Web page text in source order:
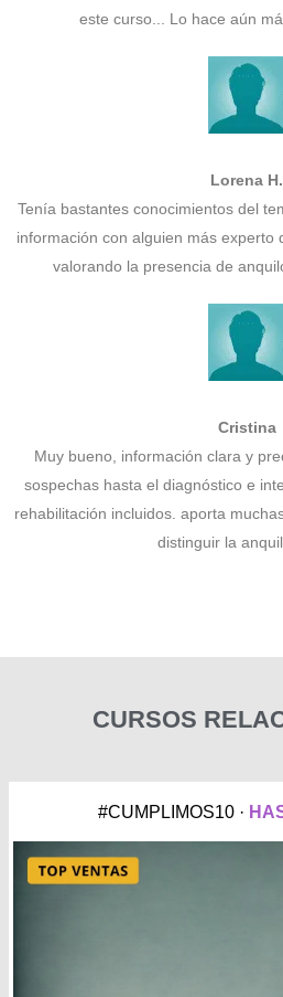
este curso... Lo hace aún
Lorena H.
Tenía bastantes conocimientos del
información con alguien más experto
valorando la presencia de
Cristina
Muy bueno, información clara y
sospechas hasta el diagnóstico e
rehabilitación incluidos. aporta
distinguir la
CURSOS
#CUMPLIMOS10 ·